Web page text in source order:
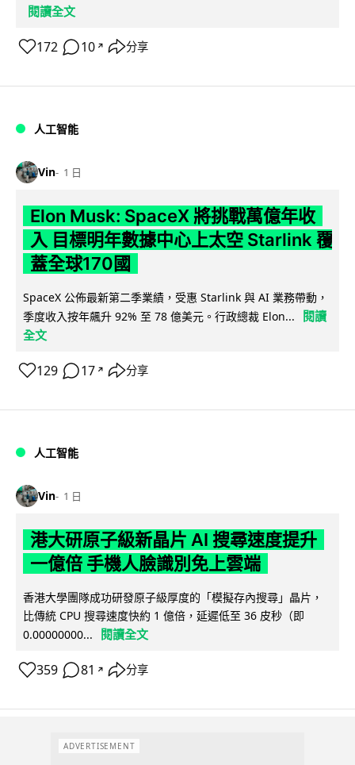
閱讀全文
172 10 ↗ 分享
人工智能
Vin 1 日
Elon Musk: SpaceX 將挑戰萬億年收
入 目標明年數據中心上太空 Starlink 覆
蓋全球170國
SpaceX 公佈最新第二季業績，受惠 Starlink 與 AI 業務帶動，
季度收入按年飆升 92% 至 78 億美元。行政總裁 Elon...
閱讀
全文
129 17 ↗ 分享
人工智能
Vin 1 日
港大研原子級新晶片 AI 搜尋速度提升
一億倍 手機人臉識別免上雲端
香港大學團隊成功研發原子級厚度的「模擬存內搜尋」晶片，
比傳統 CPU 搜尋速度快約 1 億倍，延遲低至 36 皮秒（即
0.00000000...
閱讀全文
359 81 ↗ 分享
ADVERTISEMENT